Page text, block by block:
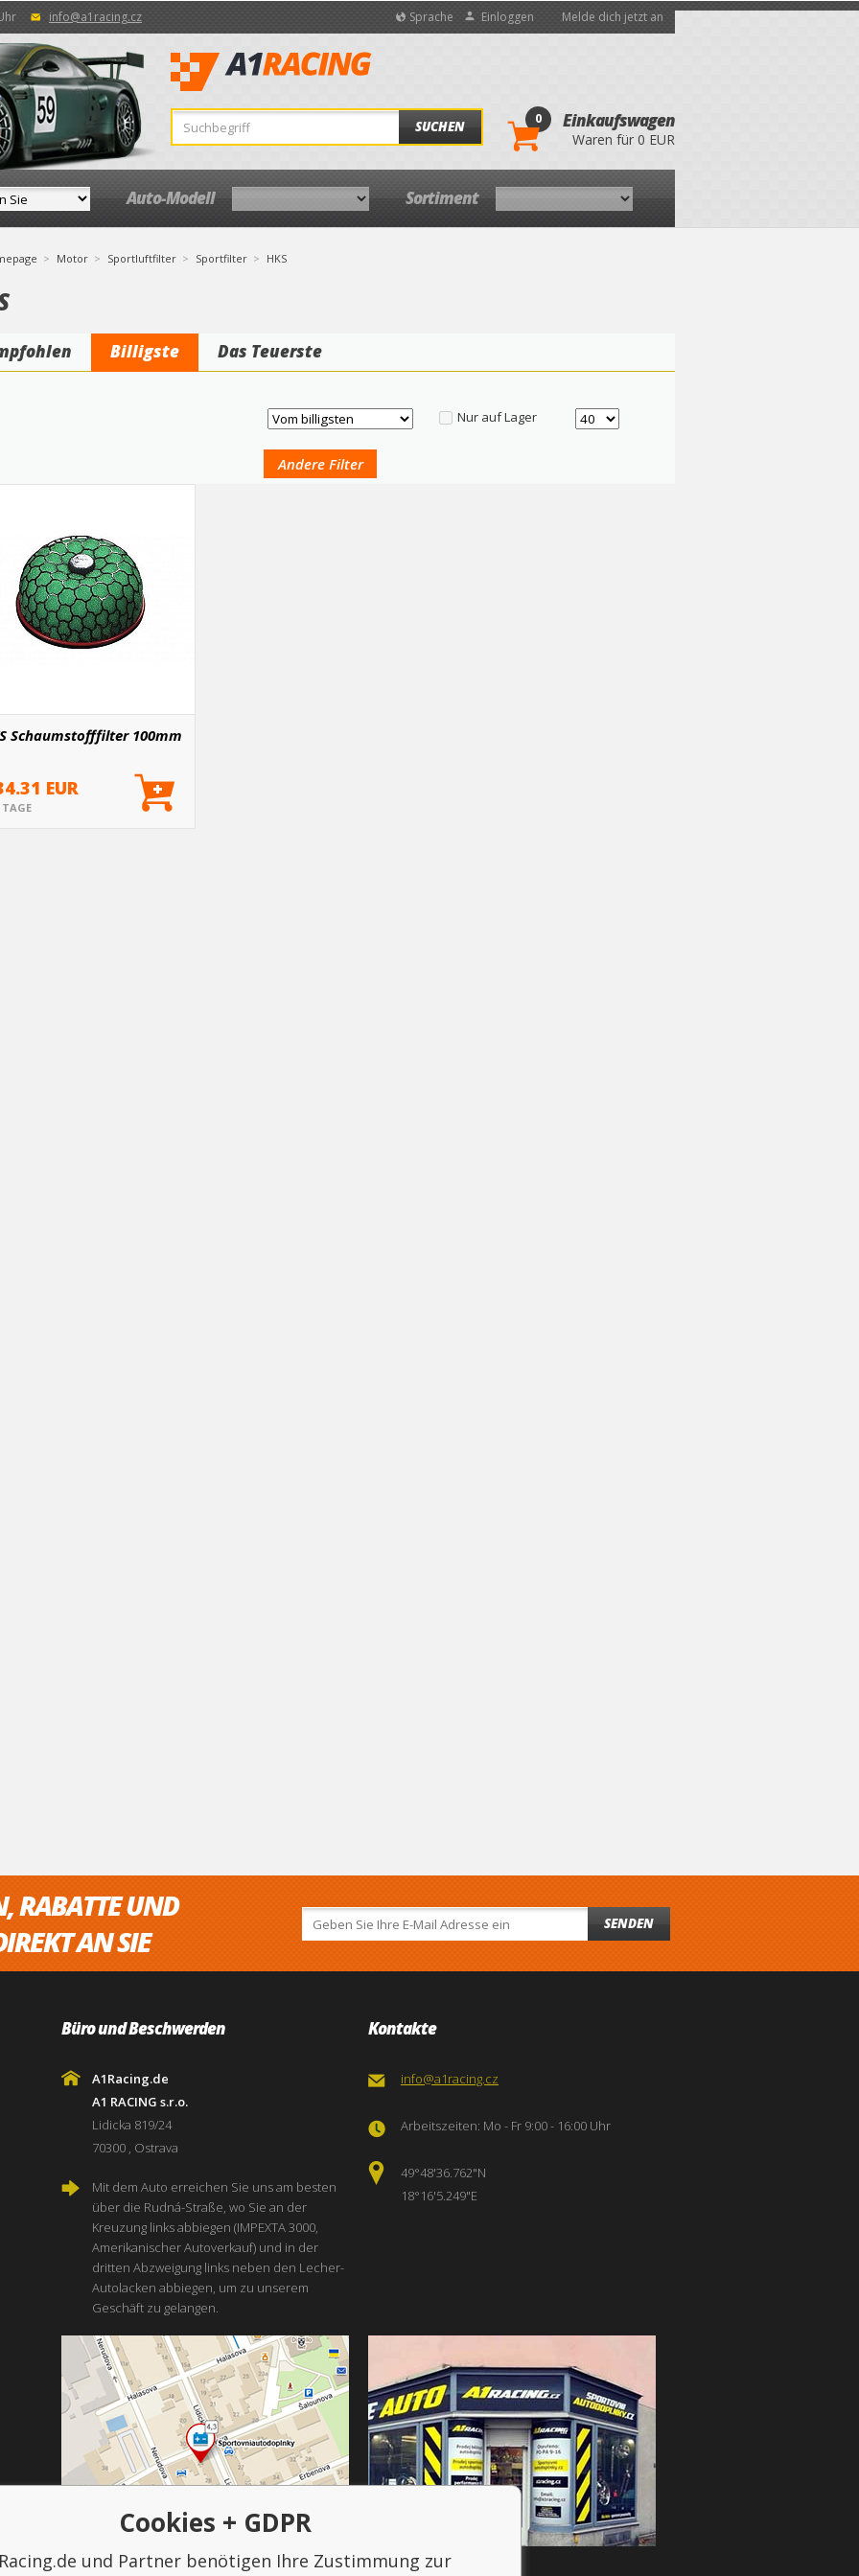
info@a1racing.cz Sprache Einloggen Melde dich jetzt an
SUCHEN 0 Einkaufswagen
Waren für 0 EUR
Auto-Modell Sortiment
Motor Sportluftfilter Sportfilter HKS
Billigste Das Teuerste
Nur auf Lager
Andere Filter
Schaumstofffilter 100mm
EUR
TAGE
RABATTE UND
AN SIE
SENDEN
Büro und Beschwerden
A1Racing.de
A1 RACING s.r.o.
Lidicka 819/24
70300 , Ostrava
Mit dem Auto erreichen Sie uns am besten
über die Rudná-Straße, wo Sie an der
Kreuzung links abbiegen (IMPEXTA 3000,
Amerikanischer Autoverkauf) und in der
dritten Abzweigung links neben den Lecher-
Autolacken abbiegen, um zu unserem
Geschäft zu gelangen.
Kontakte
info@a1racing.cz
Arbeitszeiten: Mo - Fr 9:00 - 16:00 Uhr
49°48'36.762"N
18°16'5.249"E
Cookies + GDPR
und Partner benötigen Ihre Zustimmung zur